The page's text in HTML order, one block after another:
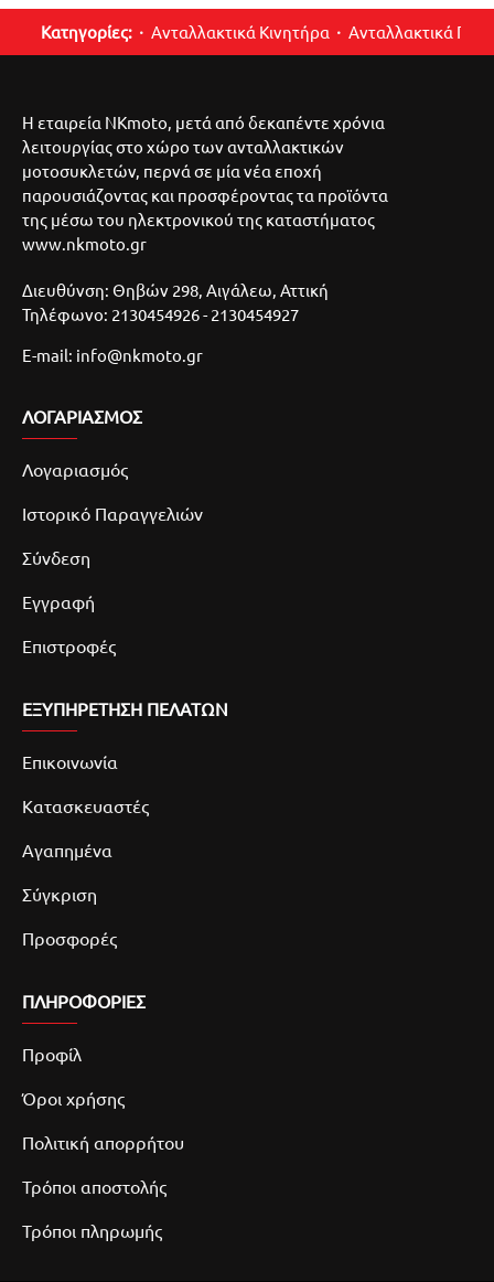
Κατηγορίες: Ανταλλακτικά Κινητήρα Ανταλλακτικά
Η εταιρεία NKmoto, μετά από δεκαπέντε χρόνια
λειτουργίας στο χώρο των ανταλλακτικών
μοτοσυκλετών, περνά σε μία νέα εποχή
παρουσιάζοντας και προσφέροντας τα προϊόντα
της μέσω του ηλεκτρονικού της καταστήματος
www.nkmoto.gr
Διευθύνση: Θηβών 298, Αιγάλεω, Αττική
Τηλέφωνο: 2130454926 - 2130454927
E-mail: info@nkmoto.gr
ΛΟΓΑΡΙΑΣΜΌΣ
Λογαριασμός
Ιστορικό Παραγγελιών
Σύνδεση
Εγγραφή
Επιστροφές
ΕΞΥΠΗΡΕΤΗΣΗ ΠΕΛΑΤΩΝ
Επικοινωνία
Κατασκευαστές
Αγαπημένα
Σύγκριση
Προσφορές
ΠΛΗΡΟΦΟΡΙΕΣ
Προφίλ
Όροι χρήσης
Πολιτική απορρήτου
Τρόποι αποστολής
Τρόποι πληρωμής